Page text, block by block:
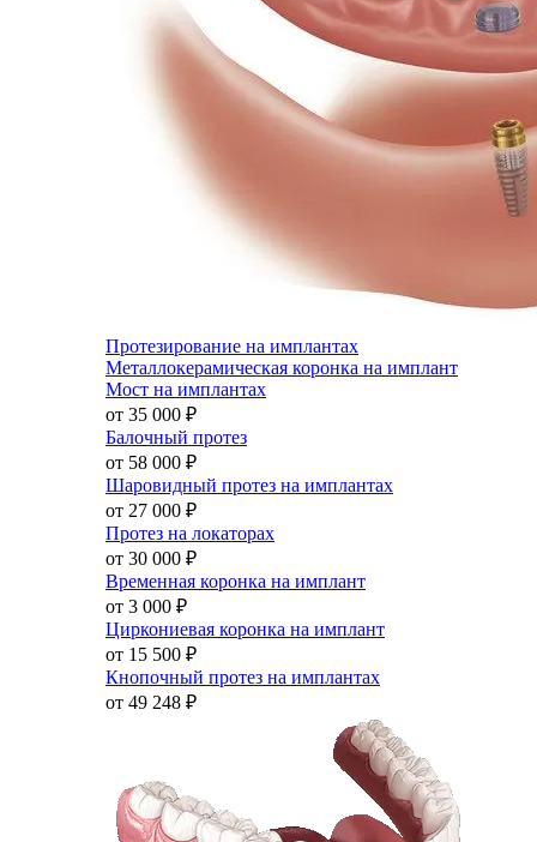
Протезирование на имплантах
Металлокерамическая коронка на имплант
Мост на имплантах
от 35 000 ₽
Балочный протез
от 58 000 ₽
Шаровидный протез на имплантах
от 27 000 ₽
Протез на локаторах
от 30 000 ₽
Временная коронка на имплант
от 3 000 ₽
Циркониевая коронка на имплант
от 15 500 ₽
Кнопочный протез на имплантах
от 49 248 ₽